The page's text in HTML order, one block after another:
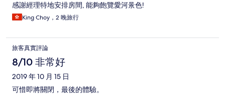
感謝經理特地安排房間, 能夠飽覽愛河㬌色!
King Choy，2 晚旅行
旅客真實評論
8/10 非常好
2019 年 10 月 15 日
可惜即將關閉，最後的體驗。